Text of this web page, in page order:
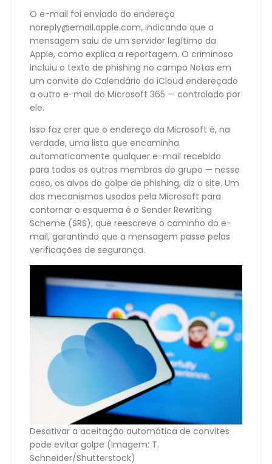
O e-mail foi enviado do endereço
noreply@email.apple.com, indicando que a
mensagem saiu de um servidor legítimo da
Apple, como explica a reportagem. O criminoso
incluiu o texto de phishing no campo Notas em
um convite do Calendário do iCloud endereçado
a outro e-mail do Microsoft 365 — controlado por
ele.
Isso faz crer que o endereço da Microsoft é, na
verdade, uma lista que encaminha
automaticamente qualquer e-mail recebido
para todos os outros membros do grupo — nesse
caso, os alvos do golpe de phishing, diz o site. Um
dos mecanismos usados pela Microsoft para
contornar o esquema é o Sender Rewriting
Scheme (SRS), que reescreve o caminho do e-
mail, garantindo que a mensagem passe pelas
verificações de segurança.
Desativar a aceitação automática de convites
pode evitar golpe (Imagem: T.
Schneider/Shutterstock)